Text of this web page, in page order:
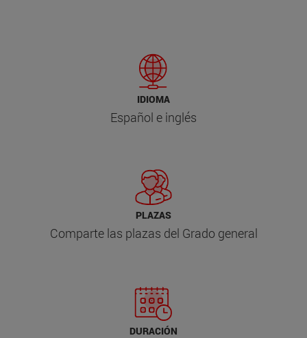
IDIOMA
Español e inglés
PLAZAS
Comparte las plazas del Grado general
DURACIÓN